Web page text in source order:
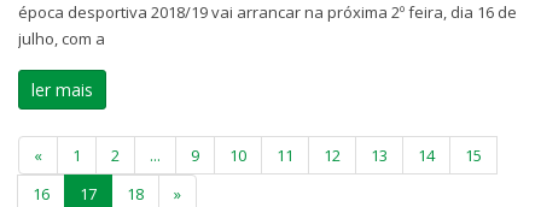
época desportiva 2018/19 vai arrancar na próxima 2º feira, dia 16 de
julho, com a
ler mais
« 1 2 ... 9 10 11 12 13 14
15
16
17 18 »